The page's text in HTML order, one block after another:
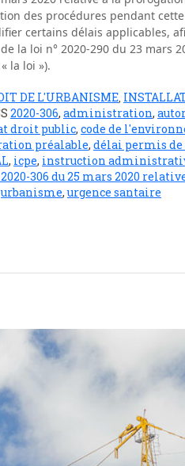
des procédures pendant
certains délais applicables,
la loi n° 2020-290 du 23 mars
la loi »).
DE L'URBANISME
2020-306, administration,
droit public, code de
préalable, délai permis
, icpe, instruction
306 du 25 mars 2020
urbanisme,urgence santaire